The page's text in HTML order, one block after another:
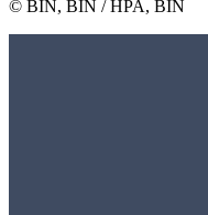
© BIN, BIN / HPA, BIN